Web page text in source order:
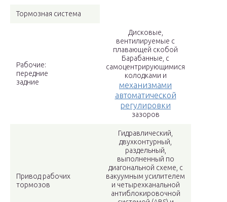
Тормозная система
Рабочие:
передние
задние
Дисковые,
вентилируемые с
плавающей скобой
Барабанные, с
самоцентрирующимися
колодками и
механизмами
автоматической
регулировки
зазоров
Привод рабочих
тормозов
Гидравлический,
двухконтурный,
раздельный,
выполненный по
диагональной схеме, с
вакуумным усилителем
и четырехканальной
антиблокировочной